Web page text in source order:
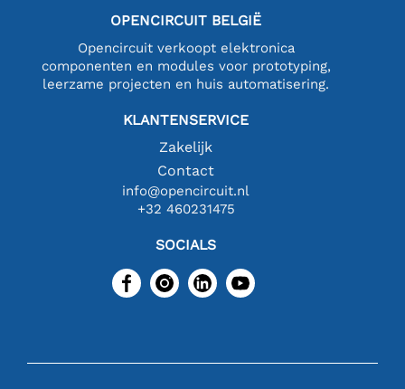
OPENCIRCUIT BELGIË
Opencircuit verkoopt elektronica
componenten en modules voor prototyping,
leerzame projecten en huis automatisering.
KLANTENSERVICE
Zakelijk
Contact
info@opencircuit.nl
+32 460231475
SOCIALS